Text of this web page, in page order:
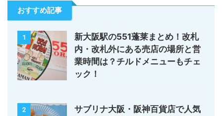
おすすめ記事
1
新大阪駅の551蓬莱まとめ！改札
内・改札外にある売店の場所と営
業時間は？チルドメニューもチェ
ック！
2
サブリナ大阪・阪神百貨店で人気